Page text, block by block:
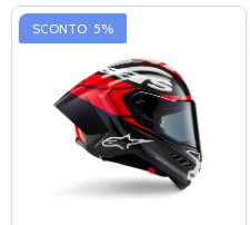
SCONTO 5%